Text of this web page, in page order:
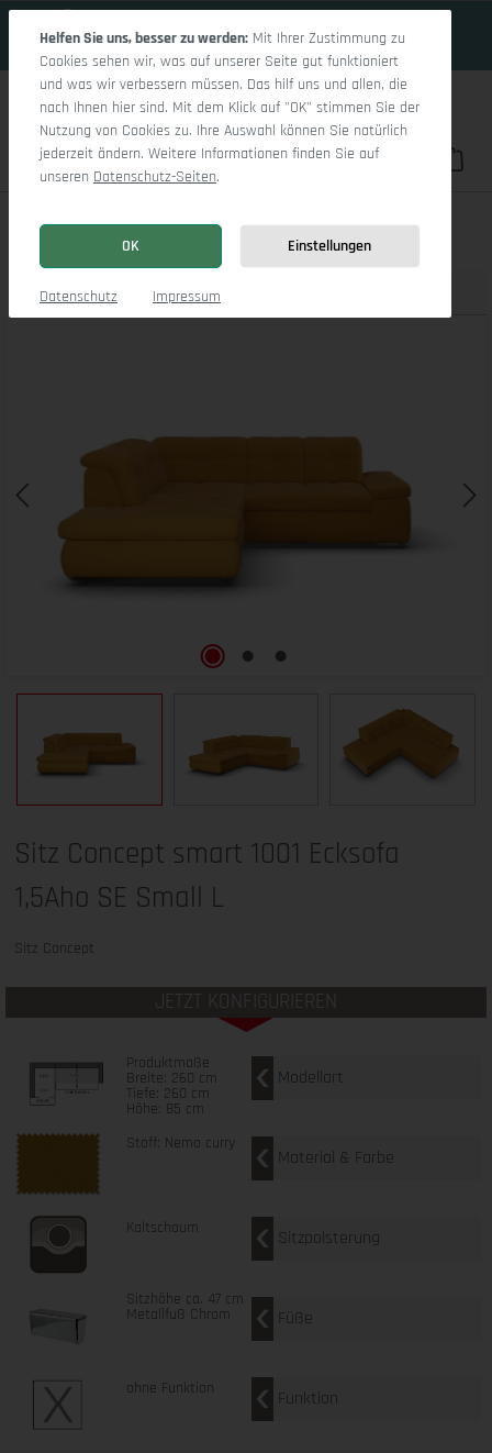
Du hast 0
Sitz Concept smart 1001 Ecksofa 1,5Aho SE Small L
Produktbilder
Sitz Concept smart 1001 Ecksofa
1,5Aho SE Small L
Sitz Concept
JETZT KONFIGURIEREN
Produktmaße
Breite: 260 cm
Tiefe: 260 cm
Höhe: 85 cm
Modellart
Stoff: Nemo curry
Material & Farbe
Kaltschaum Sitzpolsterung
Sitzhöhe ca. 47 cm
Metallfuß Chrom Füße
ohne Funktion Funktion
Helfen Sie uns, besser zu werden: Mit Ihrer Zustimmung zu
Cookies sehen wir, was auf unserer Seite gut funktioniert
und was wir verbessern müssen. Das hilf uns und allen, die
nach Ihnen hier sind. Mit dem Klick auf "OK" stimmen Sie der
Nutzung von Cookies zu. Ihre Auswahl können Sie natürlich
jederzeit ändern. Weitere Informationen finden Sie auf
unseren Datenschutz-Seiten.
OK Einstellungen
Datenschutz Impressum